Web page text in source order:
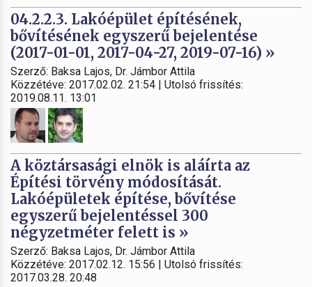
04.2.2.3. Lakóépület építésének,
bővítésének egyszerű bejelentése
(2017-01-01, 2017-04-27, 2019-07-16) »
Szerző: Baksa Lajos, Dr. Jámbor Attila
Közzétéve: 2017.02.02. 21:54 | Utolsó frissítés:
2019.08.11. 13:01
A köztársasági elnök is aláírta az
Építési törvény módosítását.
Lakóépületek építése, bővítése
egyszerű bejelentéssel 300
négyzetméter felett is »
Szerző: Baksa Lajos, Dr. Jámbor Attila
Közzétéve: 2017.02.12. 15:56 | Utolsó frissítés:
2017.03.28. 20:48